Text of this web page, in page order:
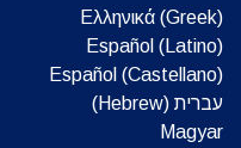
Ελληνικά (Greek)
Español (Latino)
Español (Castellano)
עברית (Hebrew)‏
Magyar